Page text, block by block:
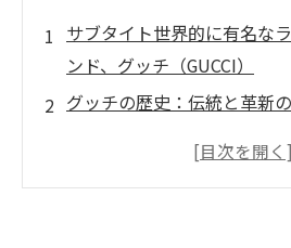
サブタイト世界的に有名な
ンド、グッチ（GUCCI）
グッチの歴史：伝統と革新
グッチの人気ライン：世代